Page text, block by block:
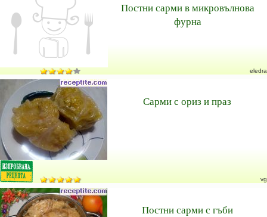
Постни сарми в микровълнова
фурна
eledra
Сарми с ориз и праз
vg
Постни сарми с гъби